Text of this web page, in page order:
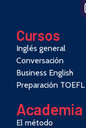
Cursos
Inglés general
Conversación
Business English
Preparación TOEFL
Academia
El método